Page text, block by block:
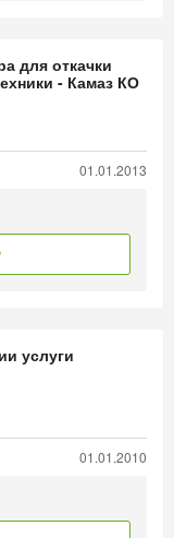
для откачки
- Камаз КО
01.01.2013
услуги
01.01.2010